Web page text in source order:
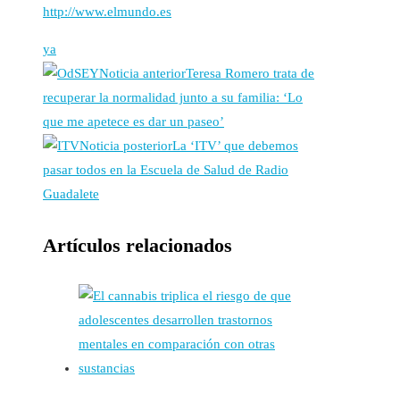
http://www.elmundo.es
ya
Noticia anteriorTeresa Romero trata de
recuperar la normalidad junto a su familia: ‘Lo
que me apetece es dar un paseo’
Noticia posteriorLa ‘ITV’ que debemos
pasar todos en la Escuela de Salud de Radio
Guadalete
Artículos relacionados